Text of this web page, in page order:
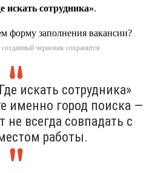
искать сотрудника».
черновик сохранится
искать сотрудника»
именно город поиска —
не всегда совпадать с
работы.